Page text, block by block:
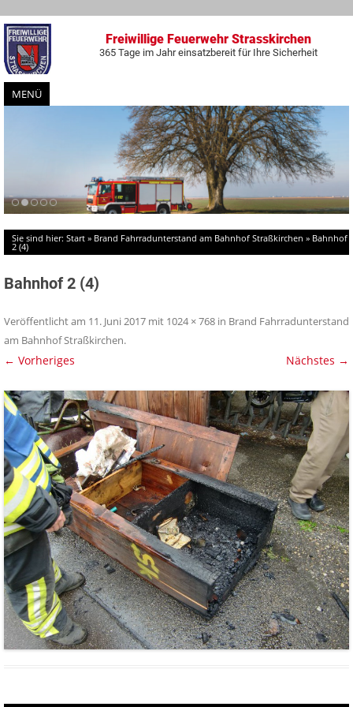
Freiwillige Feuerwehr Strasskirchen
365 Tage im Jahr einsatzbereit für Ihre Sicherheit
MENÜ
Zum
Inhalt
springen
Sie sind hier: Start » Brand Fahrradunterstand am Bahnhof Straßkirchen » Bahnhof
2 (4)
Bahnhof 2 (4)
Veröffentlicht am 11. Juni 2017 mit 1024 × 768 in Brand Fahrradunterstand
am Bahnhof Straßkirchen.
← Vorheriges Nächstes →